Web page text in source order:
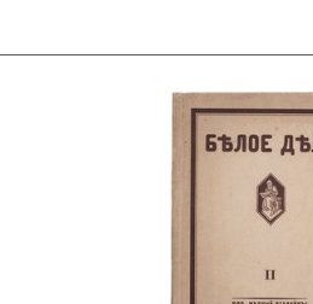
сотрудничества в журнале.
Шавровым «Очерки по истории
свои воспоминания «Закат
(три сборника). B 1965-66 гг.
счетоводом, сторожем,
специальности ему не давали и
«тунеядцу». А. Э. Левитина-